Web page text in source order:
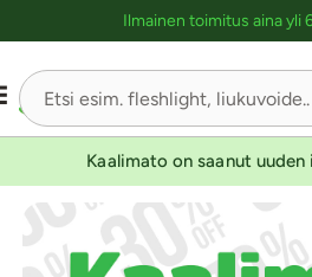
Ilmainen toimitus aina yli
Kaalimato on saanut uuden